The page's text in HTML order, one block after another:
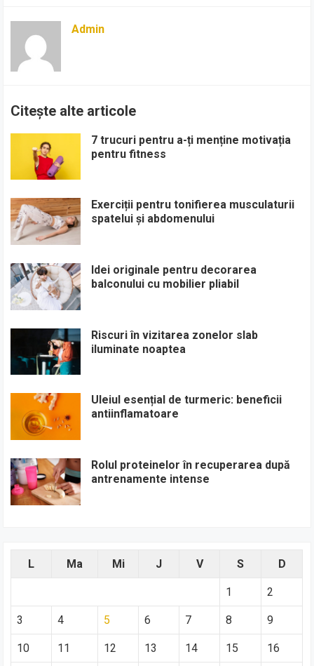
Admin
Citește alte articole
7 trucuri pentru a-ți menține motivația
pentru fitness
Exerciții pentru tonifierea musculaturii
spatelui și abdomenului
Idei originale pentru decorarea
balconului cu mobilier pliabil
Riscuri în vizitarea zonelor slab
iluminate noaptea
Uleiul esențial de turmeric: beneficii
antiinflamatoare
Rolul proteinelor în recuperarea după
antrenamente intense
L Ma Mi J V S D
1 2
3 4 5 6 7 8 9
10 11 12 13 14 15 16